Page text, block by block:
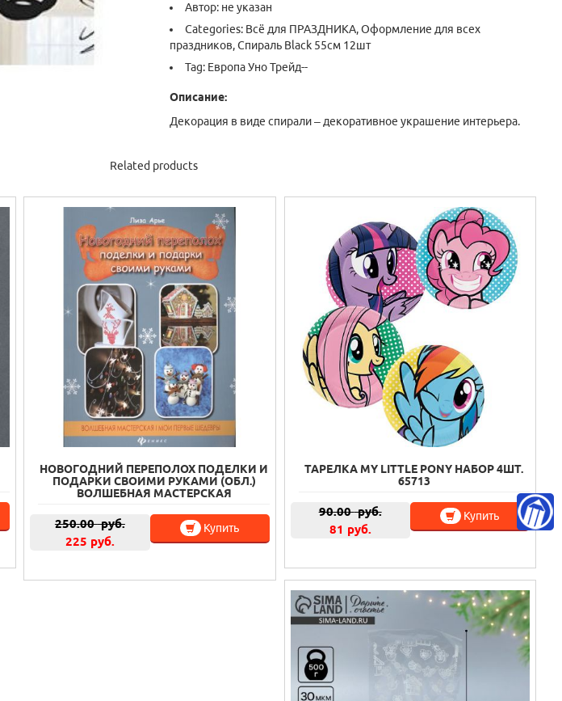
Автор: не указан
Categories: Всё для ПРАЗДНИКА,Оформление для всех
праздников,Спираль Black 55см 12шт
Tag: Европа Уно Трейд--
Описание:
Декорация в виде спирали – декоративное украшение интерьера.
Related products
НОВОГОДНИЙ ПЕРЕПОЛОХ ПОДЕЛКИ И
ПОДАРКИ СВОИМИ РУКАМИ (ОБЛ.)
ВОЛШЕБНАЯ МАСТЕРСКАЯ
250.00руб.
225 руб.
Купить
ТАРЕЛКА MY LITTLE PONY НАБОР 4ШТ.
65713
90.00руб.
81 руб.
Купить